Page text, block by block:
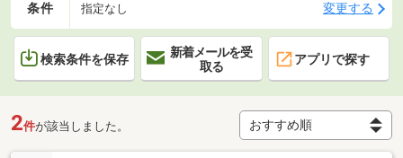
条件 指定なし 変更する
検索条件を保存
新着メールを受
取る
アプリで探す
2件が該当しました。